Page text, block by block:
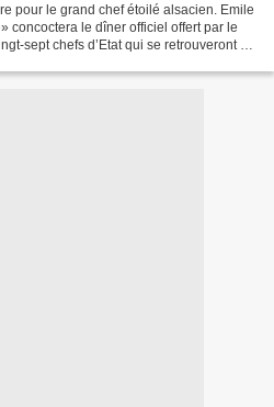
pour le grand chef étoilé alsacien. Emile
concoctera le dîner officiel offert par le
sept chefs d’Etat qui se retrouveront à